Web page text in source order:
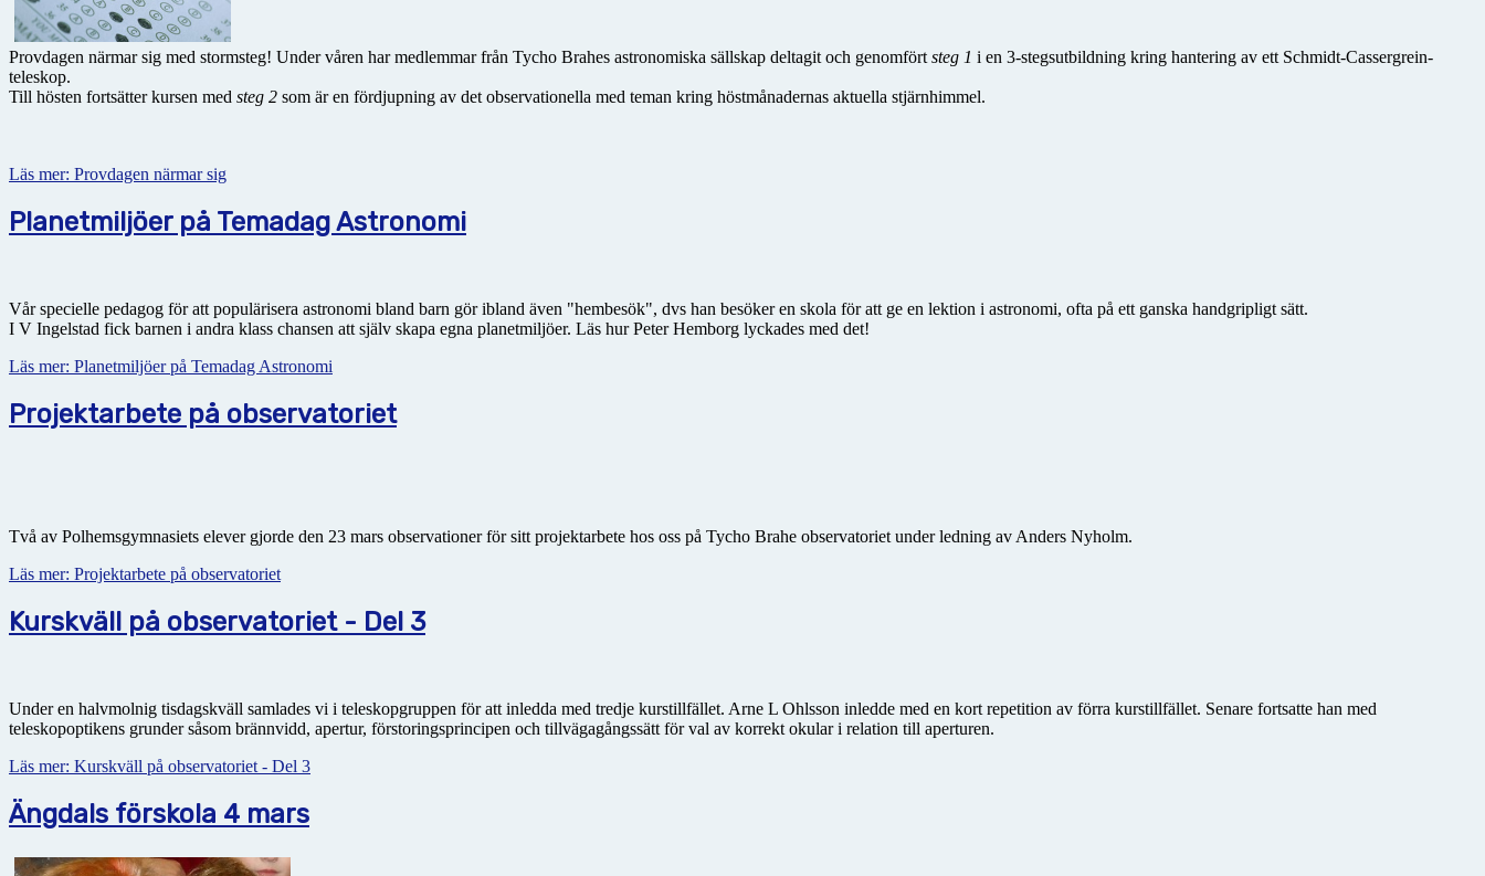
Provdagen närmar sig med stormsteg! Under våren har medlemmar från Tycho Brahes astronomiska sällskap deltagit och genomfört steg 1 i en 3-stegsutbildning kring hantering av ett Schmidt-Cassergrein-
teleskop.
Till hösten fortsätter kursen med steg 2 som är en fördjupning av det observationella med teman kring höstmånadernas aktuella stjärnhimmel.
Läs mer: Provdagen närmar sig
Planetmiljöer på Temadag Astronomi
Vår specielle pedagog för att populärisera astronomi bland barn gör ibland även "hembesök", dvs han besöker en skola för att ge en lektion i astronomi, ofta på ett ganska handgripligt sätt.
I V Ingelstad fick barnen i andra klass chansen att själv skapa egna planetmiljöer. Läs hur Peter Hemborg lyckades med det!
Läs mer: Planetmiljöer på Temadag Astronomi
Projektarbete på observatoriet
Två av Polhemsgymnasiets elever gjorde den 23 mars observationer för sitt projektarbete hos oss på Tycho Brahe observatoriet under ledning av Anders Nyholm.
Läs mer: Projektarbete på observatoriet
Kurskväll på observatoriet - Del 3
Under en halvmolnig tisdagskväll samlades vi i teleskopgruppen för att inledda med tredje kurstillfället. Arne L Ohlsson inledde med en kort repetition av förra kurstillfället. Senare fortsatte han med
teleskopoptikens grunder såsom brännvidd, apertur, förstoringsprincipen och tillvägagångssätt för val av korrekt okular i relation till aperturen.
Läs mer: Kurskväll på observatoriet - Del 3
Ängdals förskola 4 mars